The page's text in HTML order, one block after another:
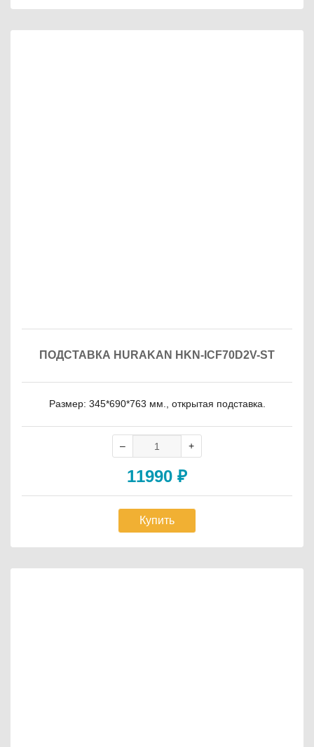
ПОДСТАВКА HURAKAN HKN-ICF70D2V-ST
Размер: 345*690*763 мм., открытая подставка.
11990 ₽
Купить